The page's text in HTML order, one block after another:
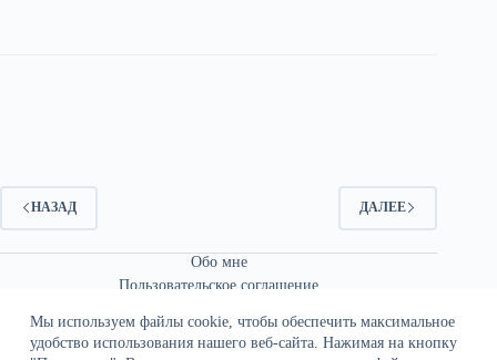
Мы используем файлы cookie, чтобы обеспечить максимальное
удобство использования нашего веб-сайта. Нажимая на кнопку
НАЗАД ДАЛЕЕ
Обо мне
Пользовательское соглашение